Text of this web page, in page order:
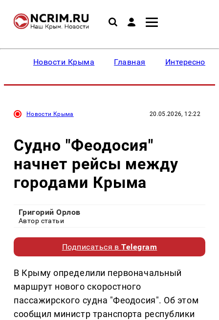
Новости Крыма Главная Интересное
Новости Крыма 20.05.2026, 12:22
Судно "Феодосия"
начнет рейсы между
городами Крыма
Григорий Орлов
Автор статьи
Подписаться вTelegram
В Крыму определили первоначальный
маршрут нового скоростного
пассажирского судна "Феодосия". Об этом
сообщил министр транспорта республики